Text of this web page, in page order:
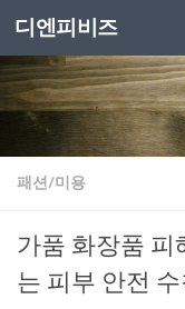
Skip to content
디엔피비즈
패션/미용
가품 화장품 피
는 피부 안전